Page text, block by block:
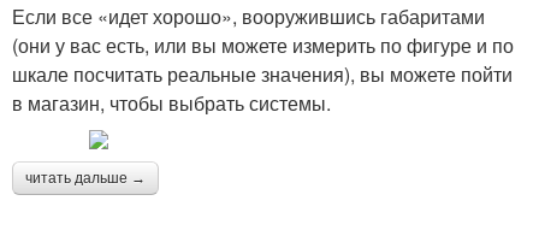
Если все «идет хорошо», вооружившись габаритами
(они у вас есть, или вы можете измерить по фигуре и по
шкале посчитать реальные значения), вы можете пойти
в магазин, чтобы выбрать системы.
читать дальше →